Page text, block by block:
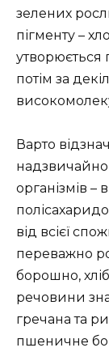
зелених
пігменту –
утворюється
потім за
Варто
надзвичайно
організмів
від всієї
переважно
борошно,
речовини
гречана та
пшеничне